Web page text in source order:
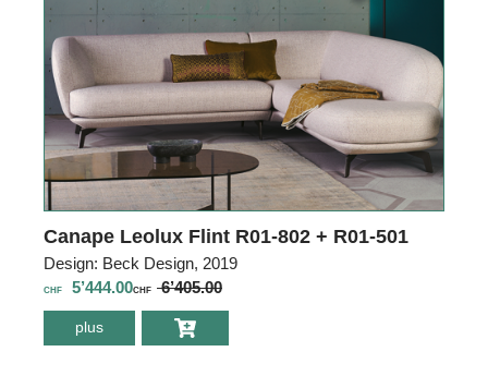
Canape Leolux Flint R01-802 + R01-501
Design: Beck Design, 2019
CHF 5’444.00CHF 6’405.00
plus environ Canape
Leolux Flint R01-